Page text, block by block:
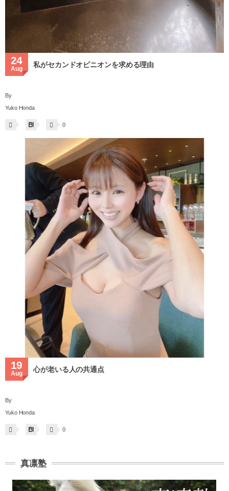
24
Aug 私がセカンドオピニオンを求める理由
By
Yuko Honda
0
19
Aug 心が老いる人の共通点
By
Yuko Honda
0
真凛塾